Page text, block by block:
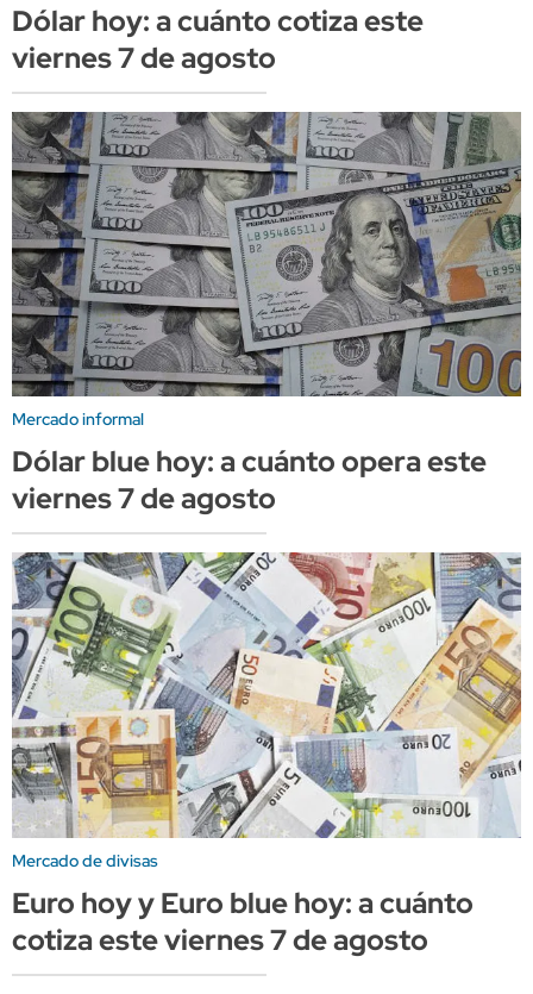
Dólar hoy: a cuánto cotiza este
viernes 7 de agosto
Mercado informal
Dólar blue hoy: a cuánto opera este
viernes 7 de agosto
Mercado de divisas
Euro hoy y Euro blue hoy: a cuánto
cotiza este viernes 7 de agosto